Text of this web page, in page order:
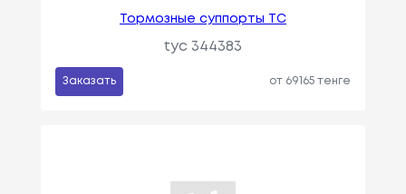
Тормозные суппорты TC
tyc 344383
Заказать от 69165 тенге